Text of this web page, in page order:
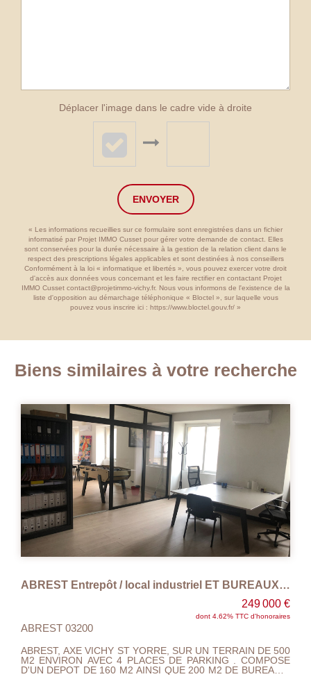
Déplacer l'image dans le cadre vide à droite
ENVOYER
« Les informations recueillies sur ce formulaire sont enregistrées dans un fichier
informatisé par Projet IMMO Cusset pour gérer votre demande de contact. Elles
sont conservées pour la durée nécessaire à la gestion de la relation client dans le
respect des prescriptions légales applicables et sont destinées à nos conseillers
Conformément à la loi « informatique et libertés », vous pouvez exercer votre droit
d'accès aux données vous concernant et les faire rectifier en contactant Projet
IMMO Cusset contact@projetimmo-vichy.fr. Nous vous informons de l'existence de la
liste d'opposition au démarchage téléphonique « Bloctel », sur laquelle vous
pouvez vous inscrire ici : https://www.bloctel.gouv.fr/ »
Biens similaires à votre recherche
ABREST Entrepôt / local industriel ET BUREAUX 360 m2
249 000 €
dont 4.62% TTC d'honoraires
ABREST 03200
ABREST, AXE VICHY ST YORRE, SUR UN TERRAIN DE 500
M2 ENVIRON AVEC 4 PLACES DE PARKING . COMPOSE
D'UN DEPOT DE 160 M2 AINSI QUE 200 M2 DE BUREAUX,